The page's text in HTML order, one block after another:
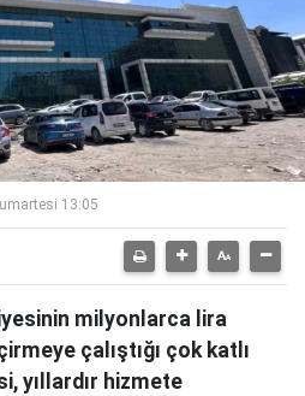
13:05
milyonlarca lira
çalıştığı çok katlı
yıllardır hizmete